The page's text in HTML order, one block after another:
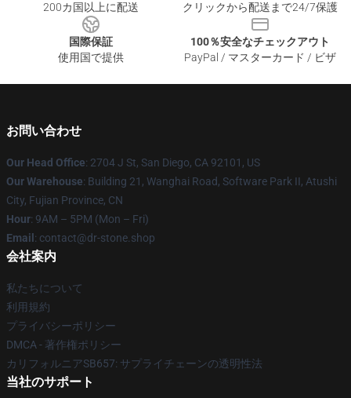
200カ国以上に配送
クリックから配送まで24/7保護
国際保証
使用国で提供
100％安全なチェックアウト
PayPal / マスターカード / ビザ
お問い合わせ
Our Head Office: 2704 J St, San Diego, CA 92101, US
Our Warehouse: Building 21, Wanghai Road, Software Park II, Atushi
City, Fujian Province, CN
Hour: 9AM – 5PM (Mon – Fri)
Email : contact@dr-stone.shop
会社案内
私たちについて
利用規約
プライバシーポリシー
DMCA - 著作権ポリシー
カリフォルニアSB657: サプライチェーンの透明性法
当社のサポート